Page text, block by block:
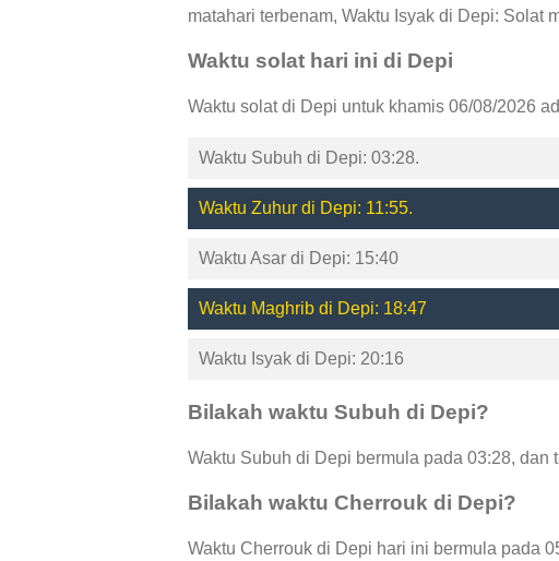
matahari terbenam, Waktu Isyak di Depi: Solat
Waktu solat hari ini di Depi
Waktu solat di Depi untuk khamis 06/08/2026
Waktu Subuh di Depi: 03:28.
Waktu Zuhur di Depi: 11:55.
Waktu Asar di Depi: 15:40
Waktu Maghrib di Depi: 18:47
Waktu Isyak di Depi: 20:16
Bilakah waktu Subuh di Depi?
Waktu Subuh di Depi bermula pada 03:28, dan
Bilakah waktu Cherrouk di Depi?
Waktu Cherrouk di Depi hari ini bermula pada